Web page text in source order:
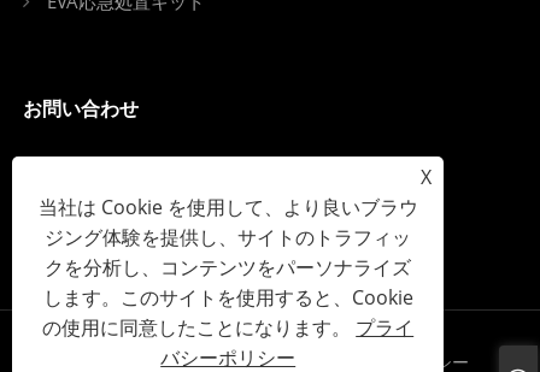
お問い合わせ
Eメール: info@kebonfirstaid.com
Add: 江東産業園区、江東街、義烏市、中国。
Sitemap RSS XML プライバシーポリシー
X
当社は Cookie を使用して、より良いブラウ
ジング体験を提供し、サイトのトラフィッ
クを分析し、コンテンツをパーソナライズ
します。このサイトを使用すると、Cookie
の使用に同意したことになります。 プライ
バシーポリシー